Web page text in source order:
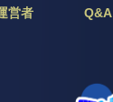
営者 Q&A